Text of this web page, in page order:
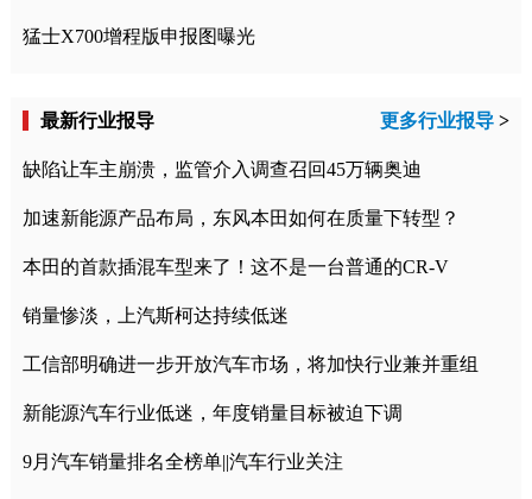
猛士X700增程版申报图曝光
最新行业报导 更多行业报导 >
缺陷让车主崩溃，监管介入调查召回45万辆奥迪
加速新能源产品布局，东风本田如何在质量下转型？
本田的首款插混车型来了！这不是一台普通的CR-V
销量惨淡，上汽斯柯达持续低迷
工信部明确进一步开放汽车市场，将加快行业兼并重组
新能源汽车行业低迷，年度销量目标被迫下调
9月汽车销量排名全榜单||汽车行业关注